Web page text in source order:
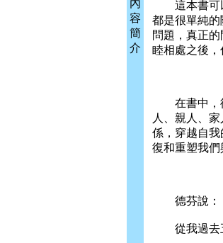
內
容
簡
介
這本書可以
都是很單純
問題，真正
睦相處之後，
在書中，德
人、親人、
係，穿越自
復和重塑我們
德芬說：「
從我過去五